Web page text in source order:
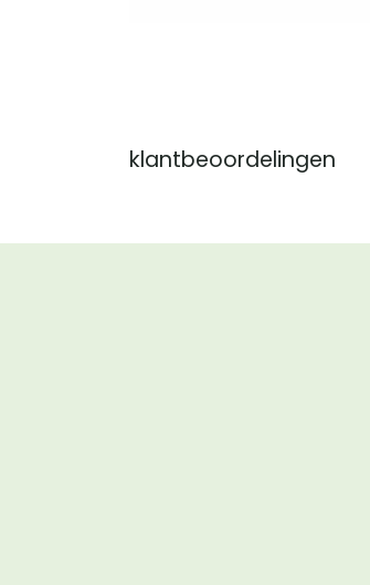
klantbeoordelingen